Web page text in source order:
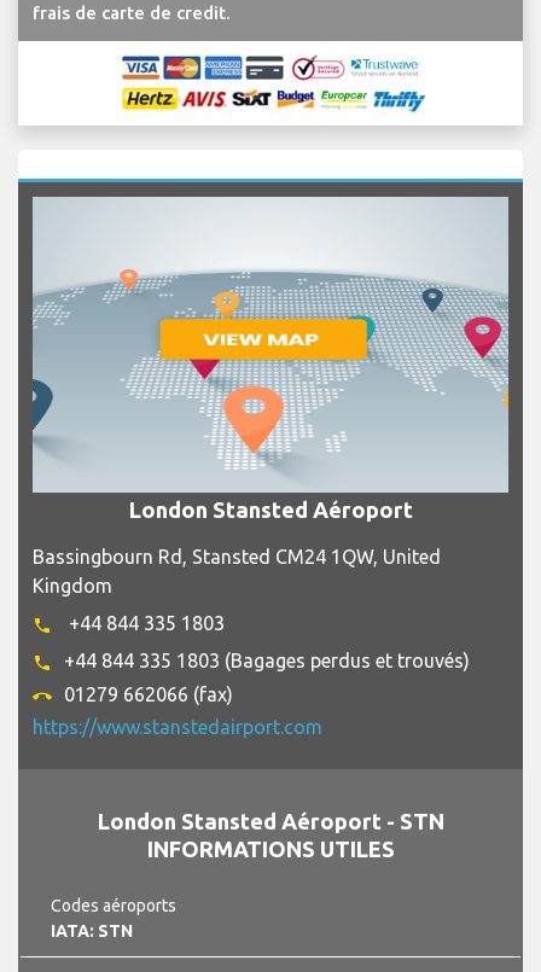
frais de carte de credit.
London Stansted Aéroport
Bassingbourn Rd, Stansted CM24 1QW, United
Kingdom
phone +44 844 335 1803
phone +44 844 335 1803 (Bagages perdus et trouvés)
call_end
01279 662066 (fax)
https://www.stanstedairport.com
London Stansted Aéroport - STN
INFORMATIONS UTILES
Codes aéroports
IATA: STN